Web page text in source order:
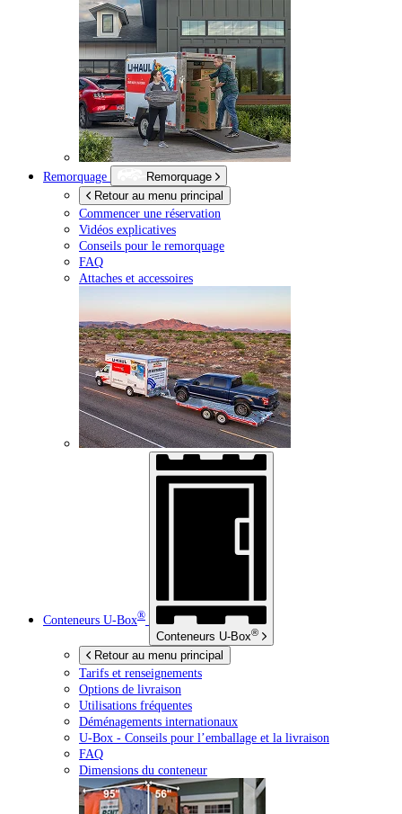
Remorquage
Remorquage
Retour au menu principal
Commencer une réservation
Vidéos explicatives
Conseils pour le remorquage
FAQ
Attaches et accessoires
Conteneurs U-Box®
Conteneurs U-Box®
Retour au menu principal
Tarifs et renseignements
Options de livraison
Utilisations fréquentes
Déménagements internationaux
U-Box - Conseils pour l’emballage et la livraison
FAQ
Dimensions du conteneur